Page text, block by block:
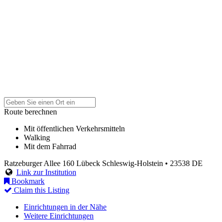
Route berechnen
Mit öffentlichen Verkehrsmitteln
Walking
Mit dem Fahrrad
Ratzeburger Allee 160 Lübeck Schleswig-Holstein • 23538 DE
Link zur Institution
Bookmark
Claim this Listing
Einrichtungen in der Nähe
Weitere Einrichtungen